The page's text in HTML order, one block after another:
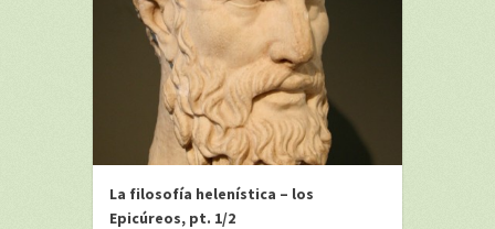
La filosofía helenística – los
Epicúreos, pt. 1/2